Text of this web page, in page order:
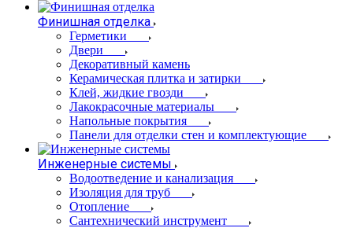
Финишная отделка
Герметики
Двери
Декоративный камень
Керамическая плитка и затирки
Клей, жидкие гвозди
Лакокрасочные материалы
Напольные покрытия
Панели для отделки стен и комплектующие
Инженерные системы
Водоотведение и канализация
Изоляция для труб
Отопление
Сантехнический инструмент